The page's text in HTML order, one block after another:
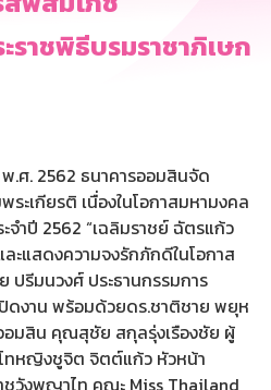
ราชพิธีบรมราชาภิเษก
ศ. 2562 ธนาคารออมสินจัด
ะเกียรติ เนื่องในโอกาสมหามงคล
จำปี 2562 “เฉลิมราชย์ ฉัตรแก้ว
ะแสดงความจงรักภักดีในโอกาส
รีมนวงศ์ ประธานกรรมการ
ปิดงาน พร้อมด้วยดร.ชาติชาย พยุห
อมสิน คุณสุชัย สกุลรุ่งเรืองชัย ผู้
ทหญิงชูจิต จิตต์แก้ว หัวหน้า
วังพญาไท คณะ Miss Thailand